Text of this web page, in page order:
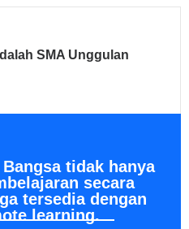
SMA Unggulan
tidak hanya
secara
tersedia dengan
learning.